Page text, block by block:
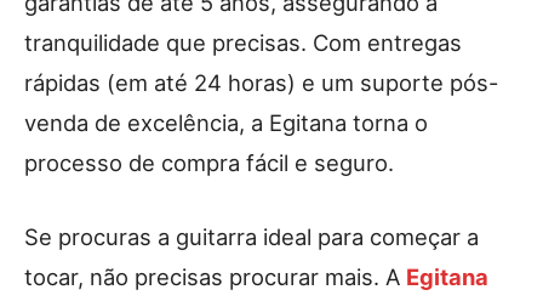
tranquilidade que precisas. Com entregas
rápidas (em até 24 horas) e um suporte pós-
venda de excelência, a Egitana torna o
processo de compra fácil e seguro.
Se procuras a guitarra ideal para começar a
tocar, não precisas procurar mais. A Egitana